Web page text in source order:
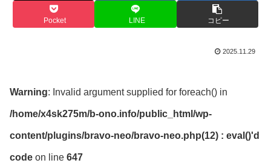
Pocket LINE コピー
2025.11.29
Warning: Invalid argument supplied for foreach() in
/home/x4sk275m/b-ono.info/public_html/wp-
content/plugins/bravo-neo/bravo-neo.php(12) : eval()'d
code on line 647